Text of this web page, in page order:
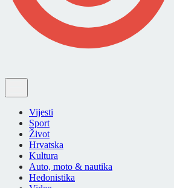
Vijesti
Sport
Život
Hrvatska
Kultura
Auto, moto & nautika
Hedonistika